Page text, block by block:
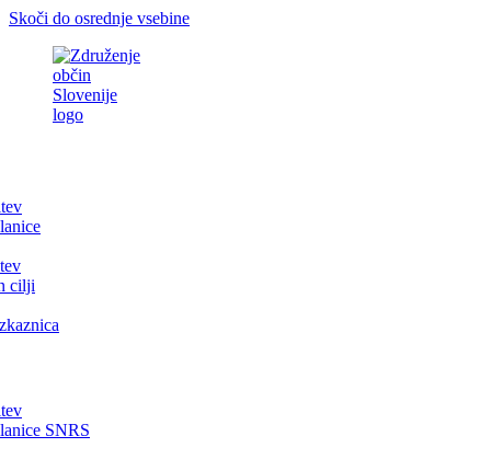
Skoči do osrednje vsebine
cilji
SNRS